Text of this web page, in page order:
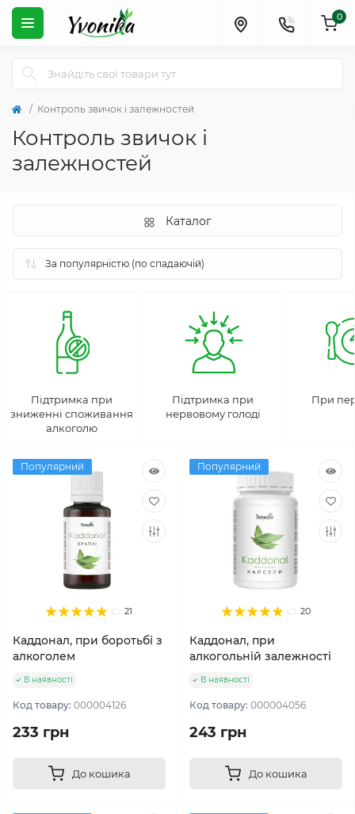
0
Контроль звичок і залежностей
Контроль звичок і
залежностей
Каталог
Підтримка при
зниженні споживання
алкоголю
Підтримка при
нервовому голоді
При
Популярний
21
Каддонал, при боротьбі з
алкоголем
В наявності
Код товару: 000004126
233 грн
До кошика
Популярний
20
Каддонал, при
алкогольній залежності
В наявності
Код товару: 000004056
243 грн
До кошика